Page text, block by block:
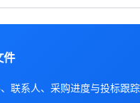
件
联系人、采购进度与投标跟